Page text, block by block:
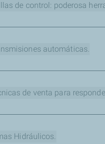
de control: poderosa
bien son gratuitos,
automáticas.
herramientas realizarlos.
3 - 10 de Junio - Técnicas de venta
para quienes
Hidráulicos.